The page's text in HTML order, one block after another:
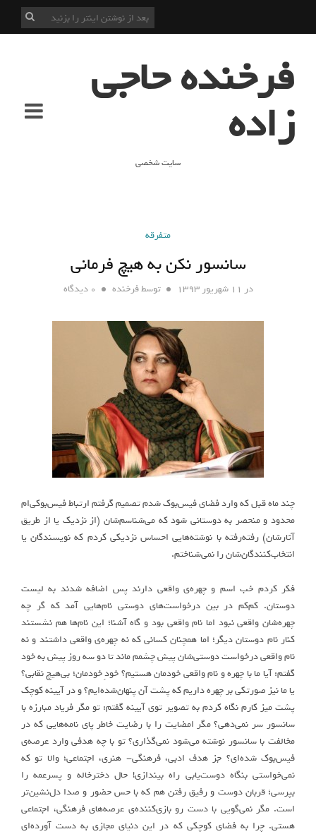
فرخنده حاجی
زاده
سایت شخصی
متفرقه
سانسور نکن به هیچ فرمانی
در توسطفرخنده ۰ دیدگاه
چند ماه قبل که وارد فضای فیس‌بوک شدم تصمیم گرفتم ارتباط فیس‌بوکی‌ام
محدود و منحصر به دوستانی شود که می‌شناسم‌شان (از نزدیک یا از طریق
آثارشان) رفته‌رفته با نوشته‌هایی احساس نزدیکی کردم که نویسندگان یا
انتخاب‌کنندگان‌شان را نمی‌شناختم.
فکر کردم خب اسم و چهره‌ی واقعی دارند پس اضافه شدند به لیست
دوستان. کم‌کم در بین درخواست‌های دوستی نام‌هایی آمد که گر چه
چهره‌شان واقعی نبود اما نام واقعی بود و گاه آشنا؛ این نام‌ها هم نشستند
کنار نام دوستان دیگر؛ اما همچنان کسانی که نه چهره‌ی واقعی داشتند و نه
نام واقعی درخواست دوستی‌شان پیش چشمم ماند تا دو سه روز پیش به خود
گفتم: آیا ما با چهره و نام واقعی خودمان هستیم؟ خودِ خودمان؛ بی‌هیچ نقابی؟
یا ما نیز صورتکی بر چهره داریم که پشت آن پنهان‌شده‌ایم؟ و در آیینه کوچک
پشت میز کارم نگاه کردم به تصویر توی آیینه گفتم: تو مگر فریاد مبارزه با
سانسور سر نمی‌دهی؟ مگر امضایت را با رضایت خاطر پای نامه‌هایی که در
مخالفت با سانسور نوشته می‌شود نمی‌گذاری؟ تو با چه هدفی وارد عرصه‌ی
فیس‌بوک شده‌ای؟ جز هدف ادبی، فرهنگی- هنری، اجتماعی؛ والا تو که
نمی‌خواستی بنگاه دوست‌یابی راه بیندازی! حال دخترخاله و پسرعمه را
بپرسی؛ قربان دوست و رفیق رفتن هم که با حس حضور و صدا دل‌نشین‌تر
است. مگر نمی‌گویی با دست رو بازی‌کننده‌ی عرصه‌های فرهنگی، اجتماعی
هستی. چرا به فضای کوچکی که در این دنیای مجازی به دست آورده‌ای